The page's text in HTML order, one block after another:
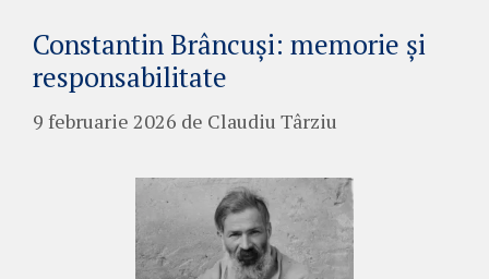
Constantin Brâncuși: memorie și
responsabilitate
9 februarie 2026 de Claudiu Târziu